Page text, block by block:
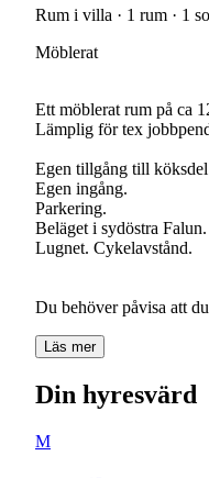
Rum i villa · 1 rum · 1
Möblerat
Ett möblerat rum på ca
Lämplig för tex
Egen tillgång till
Egen ingång.
Parkering.
Beläget i sydöstra
Lugnet. Cykelavstånd.
Läs mer
Din hyresvärd
M